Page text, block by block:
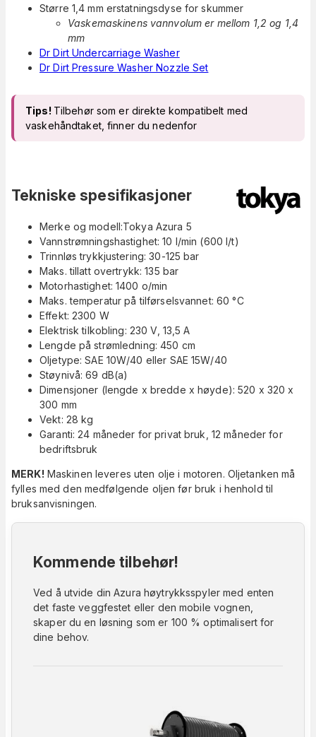
Større 1,4 mm erstatningsdyse for skummer
Vaskemaskinens vannvolum er mellom 1,2 og 1,4
mm
Dr Dirt Undercarriage Washer
Dr Dirt Pressure Washer Nozzle Set
Tips! Tilbehør som er direkte kompatibelt med
vaskehåndtaket, finner du nedenfor
Tekniske spesifikasjoner
Merke og modell:Tokya Azura 5
Vannstrømningshastighet: 10 l/min (600 l/t)
Trinnløs trykkjustering: 30-125 bar
Maks. tillatt overtrykk: 135 bar
Motorhastighet: 1400 o/min
Maks. temperatur på tilførselsvannet: 60 °C
Effekt: 2300 W
Elektrisk tilkobling: 230 V, 13,5 A
Lengde på strømledning: 450 cm
Oljetype: SAE 10W/40 eller SAE 15W/40
Støynivå: 69 dB(a)
Dimensjoner (lengde x bredde x høyde): 520 x 320 x
300 mm
Vekt: 28 kg
Garanti: 24 måneder for privat bruk, 12 måneder for
bedriftsbruk
MERK! Maskinen leveres uten olje i motoren. Oljetanken må
fylles med den medfølgende oljen før bruk i henhold til
bruksanvisningen.
Kommende tilbehør!
Ved å utvide din Azura høytrykksspyler med enten
det faste veggfestet eller den mobile vognen,
skaper du en løsning som er 100 % optimalisert for
dine behov.